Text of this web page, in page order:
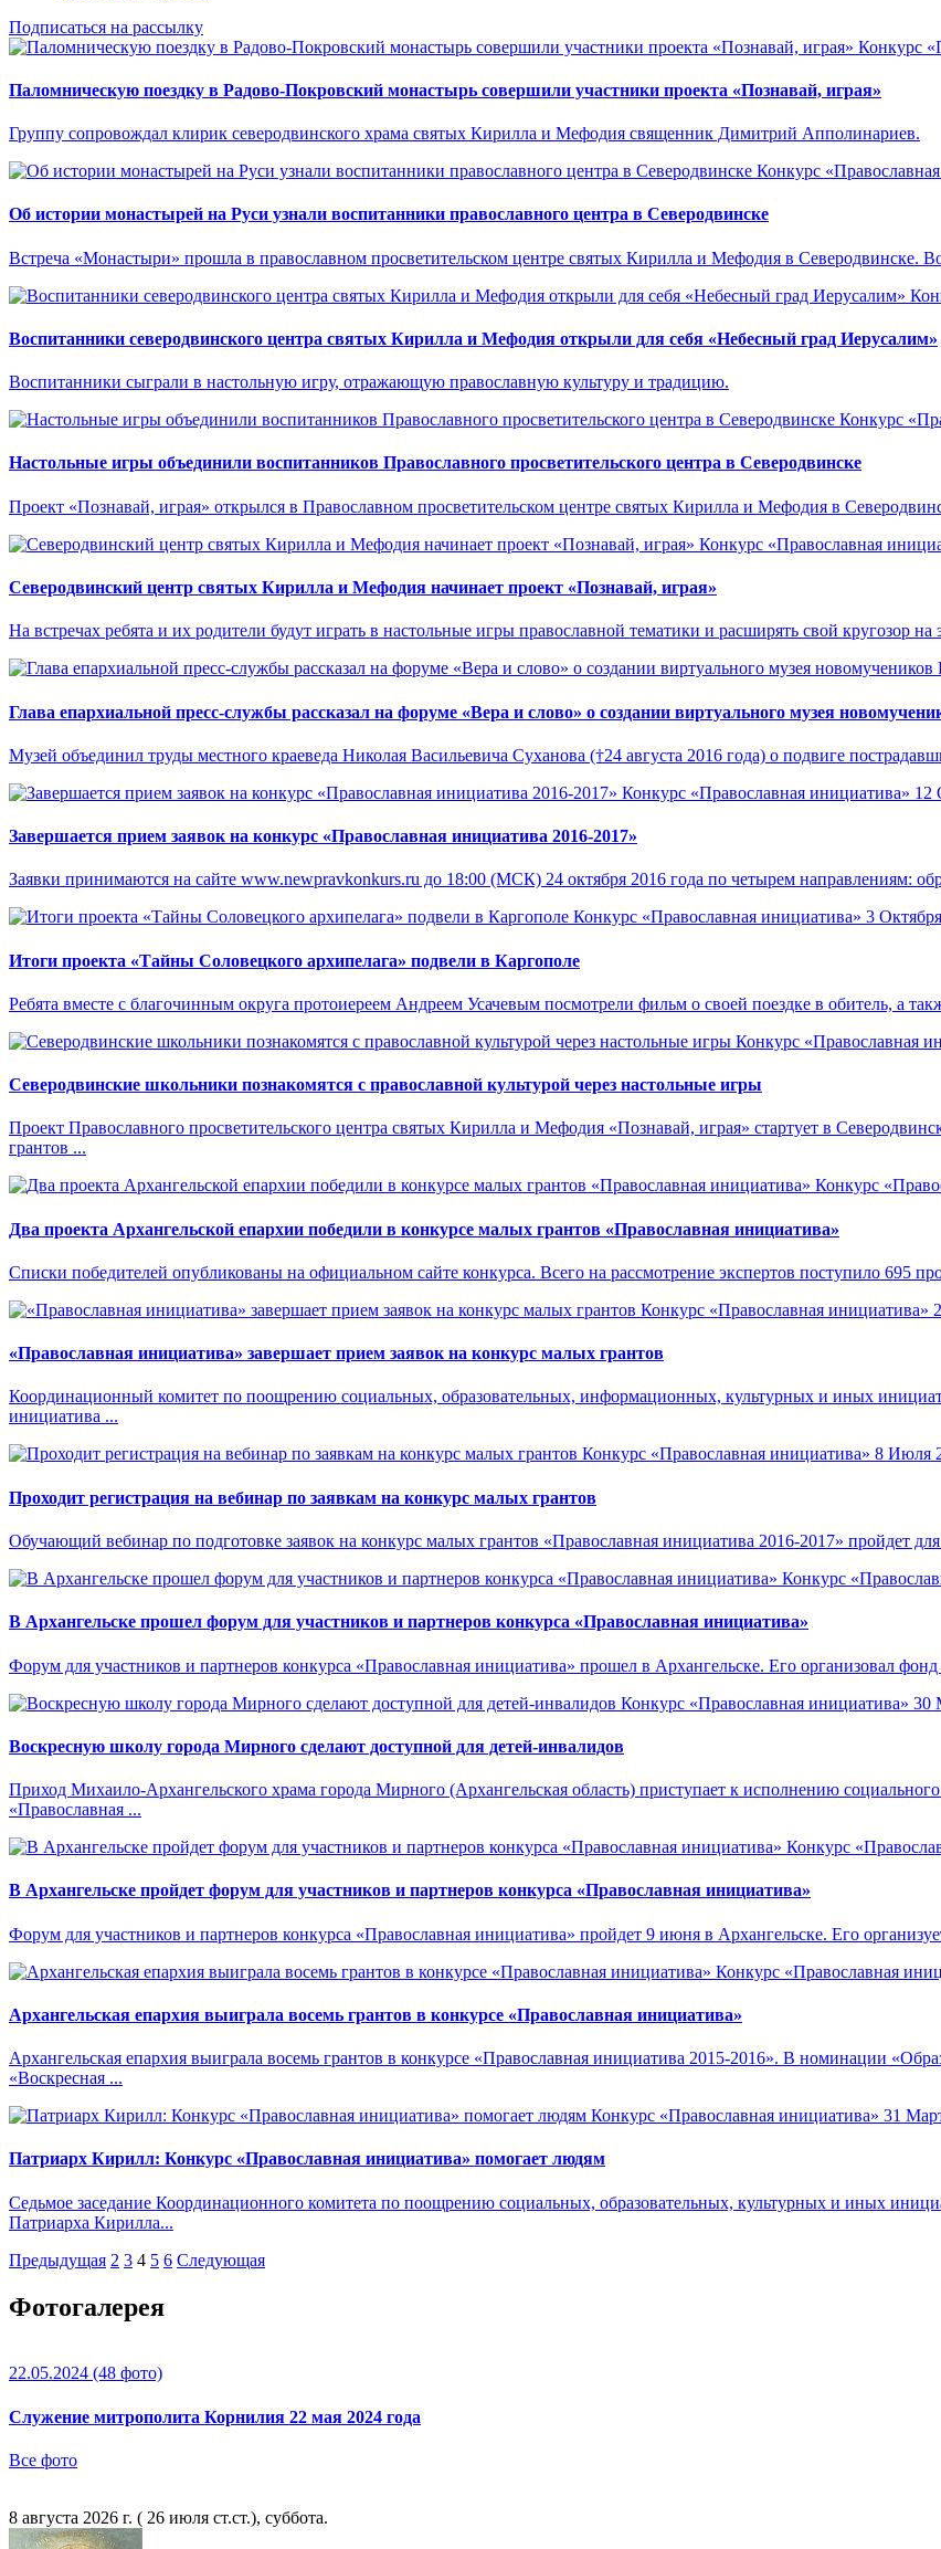
Подписаться на рассылку
Конкурс
Паломническую поездку в Радово-Покровский монастырь совершили участники проекта «Познавай, играя»
Группу сопровождал клирик северодвинского храма святых Кирилла и Мефодия священник Димитрий Апполинариев.
Конкурс
Об истории монастырей на Руси узнали воспитанники православного центра в Северодвинске
Встреча «Монастыри» прошла в православном просветительском центре святых Кирилла и Мефодия в Северодвинске.
Воспитанники северодвинского центра святых Кирилла и Мефодия открыли для себя «Небесный град Иерусалим»
Воспитанники сыграли в настольную игру, отражающую православную культуру и традицию.
Конкурс
Настольные игры объединили воспитанников Православного просветительского центра в Северодвинске
Проект «Познавай, играя» открылся в Православном просветительском центре святых Кирилла и Мефодия в
Конкурс «Православная
Северодвинский центр святых Кирилла и Мефодия начинает проект «Познавай, играя»
На встречах ребята и их родители будут играть в настольные игры православной тематики и расширять свой кругозор на
Глава епархиальной пресс-службы рассказал на форуме «Вера и слово» о создании виртуального музея
Музей объединил труды местного краеведа Николая Васильевича Суханова (†24 августа 2016 года) о подвиге
Конкурс «Православная инициатива» 12
Завершается прием заявок на конкурс «Православная инициатива 2016-2017»
Заявки принимаются на сайте www.newpravkonkurs.ru до 18:00 (МСК) 24 октября 2016 года по четырем направлениям:
Конкурс «Православная инициатива» 3
Итоги проекта «Тайны Соловецкого архипелага» подвели в Каргополе
Ребята вместе с благочинным округа протоиереем Андреем Усачевым посмотрели фильм о своей поездке в обитель, а
Конкурс «Православная
Северодвинские школьники познакомятся с православной культурой через настольные игры
Проект Православного просветительского центра святых Кирилла и Мефодия «Познавай, играя» стартует в
грантов ...
Конкурс
Два проекта Архангельской епархии победили в конкурсе малых грантов «Православная инициатива»
Списки победителей опубликованы на официальном сайте конкурса. Всего на рассмотрение экспертов поступило 695
Конкурс «Православная инициатива»
«Православная инициатива» завершает прием заявок на конкурс малых грантов
Координационный комитет по поощрению социальных, образовательных, информационных, культурных и иных
инициатива ...
Конкурс «Православная инициатива» 8 Июля
Проходит регистрация на вебинар по заявкам на конкурс малых грантов
Обучающий вебинар по подготовке заявок на конкурс малых грантов «Православная инициатива 2016-2017» пройдет
Конкурс
В Архангельске прошел форум для участников и партнеров конкурса «Православная инициатива»
Форум для участников и партнеров конкурса «Православная инициатива» прошел в Архангельске. Его организовал
Конкурс «Православная инициатива» 30
Воскресную школу города Мирного сделают доступной для детей-инвалидов
Приход Михаило-Архангельского храма города Мирного (Архангельская область) приступает к исполнению
«Православная ...
Конкурс
В Архангельске пройдет форум для участников и партнеров конкурса «Православная инициатива»
Форум для участников и партнеров конкурса «Православная инициатива» пройдет 9 июня в Архангельске. Его
Конкурс «Православная
Архангельская епархия выиграла восемь грантов в конкурсе «Православная инициатива»
Архангельская епархия выиграла восемь грантов в конкурсе «Православная инициатива 2015-2016». В номинации
«Воскресная ...
Конкурс «Православная инициатива» 31
Патриарх Кирилл: Конкурс «Православная инициатива» помогает людям
Седьмое заседание Координационного комитета по поощрению социальных, образовательных, культурных и иных
Патриарха Кирилла...
Предыдущая 2 3 4 5 6 Следующая
Фотогалерея
22.05.2024 (48 фото)
Служение митрополита Корнилия 22 мая 2024 года
Все фото
8 августа 2026 г. ( 26 июля ст.ст.), суббота.